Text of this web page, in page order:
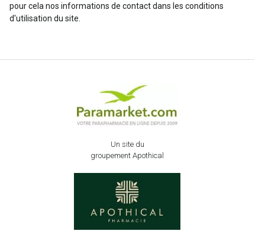
pour cela nos informations de contact dans les conditions
d'utilisation du site.
Un site du
groupement Apothical